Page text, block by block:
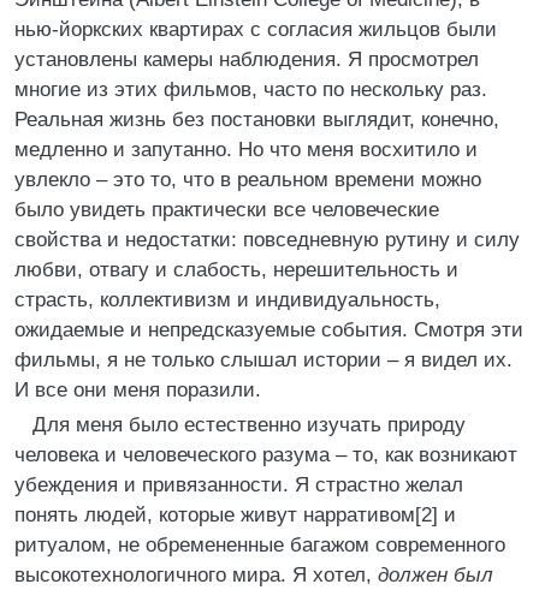
нью-йоркских квартирах с согласия жильцов были
установлены камеры наблюдения. Я просмотрел
многие из этих фильмов, часто по нескольку раз.
Реальная жизнь без постановки выглядит, конечно,
медленно и запутанно. Но что меня восхитило и
увлекло – это то, что в реальном времени можно
было увидеть практически все человеческие
свойства и недостатки: повседневную рутину и силу
любви, отвагу и слабость, нерешительность и
страсть, коллективизм и индивидуальность,
ожидаемые и непредсказуемые события. Смотря эти
фильмы, я не только слышал истории – я видел их.
И все они меня поразили.
Для меня было естественно изучать природу
человека и человеческого разума – то, как возникают
убеждения и привязанности. Я страстно желал
понять людей, которые живут нарративом[2] и
ритуалом, не обремененные багажом современного
высокотехнологичного мира. Я хотел, должен был